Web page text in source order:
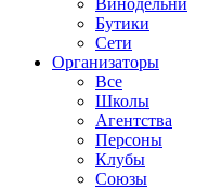
Винодельни
Бутики
Сети
Организаторы
Все
Школы
Агентства
Персоны
Клубы
Союзы